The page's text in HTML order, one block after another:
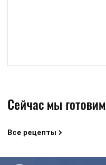
Сейчас мы готовим
Все рецепты